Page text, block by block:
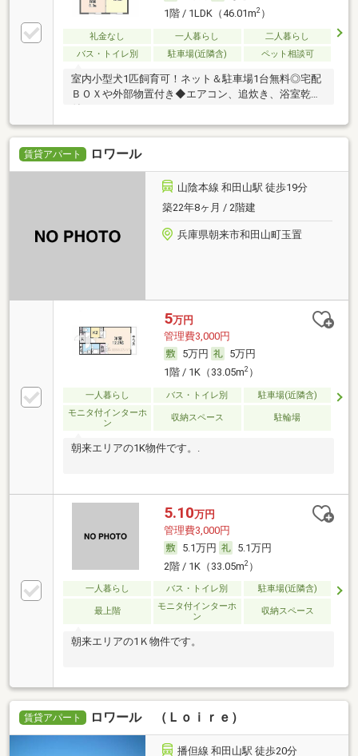
1階 / 1LDK（46.01m2）
礼金なし 一人暮らし
二人暮らし
バス・トイレ別
駐車場(近隣含) ペット相談可
室内小型犬1匹飼育可！ネット＆駐車場1台無料◎宅配
ＢＯＸや外部物置付き◆エアコン、追炊き、浴室乾燥
付
賃貸アパート ロワール
山陰本線 和田山駅 徒歩19分
築22年8ヶ月 / 2階建
兵庫県朝来市和田山町玉置
5万円
管理費3,000円
5万円
5万円
1階 / 1K（33.05m2）
一人暮らし バス・トイレ別
駐車場(近隣含)
モニタ付インターホ
ン
収納スペース 駐輪場
朝来エリアの1K物件です。.
5.10万円
管理費3,000円
5.1万円
5.1万円
2階 / 1K（33.05m2）
一人暮らし バス・トイレ別 駐車場(近隣含)
最上階
モニタ付インターホ
ン
収納スペース
朝来エリアの1Ｋ物件です。
賃貸アパート ロワール （Ｌｏｉｒｅ）
播但線 和田山駅 徒歩20分